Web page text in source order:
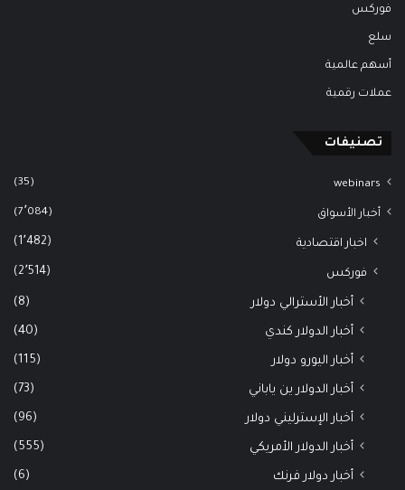
فوركس
سلع
أسهم عالمية
عملات رقمية
تصنيفات
webinars
(35)
أخبار الأسواق (7٬084)
اخبار اقتصادية (1٬482)
فوركس (2٬514)
أخبار الأسترالي دولار (8)
أخبار الدولار كندي (40)
أخبار اليورو دولار (115)
أخبار الدولار ين ياباني (73)
أخبار الإسترليني دولار (96)
أخبار الدولار الأمريكي (555)
أخبار دولار فرنك (6)